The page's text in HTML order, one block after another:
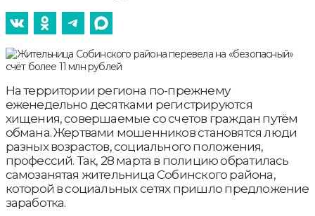
На территории региона по-прежнему
еженедельно десятками регистрируются
хищения, совершаемые со счетов граждан путём
обмана. Жертвами мошенников становятся люди
разных возрастов, социального положения,
профессий. Так, 28 марта в полицию обратилась
самозанятая жительница Собинского района,
которой в социальных сетях пришло предложение
заработка.